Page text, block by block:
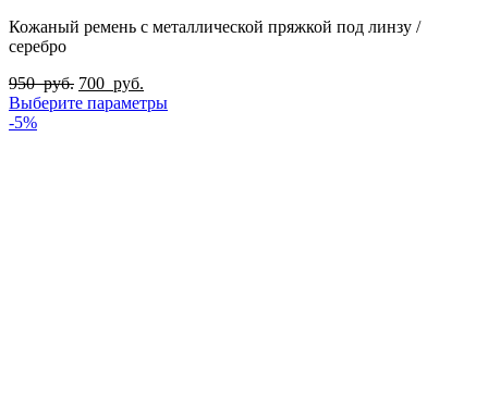
Кожаный ремень с металлической пряжкой под линзу /
серебро
950руб. 700 руб.
Выберите параметры
-5%